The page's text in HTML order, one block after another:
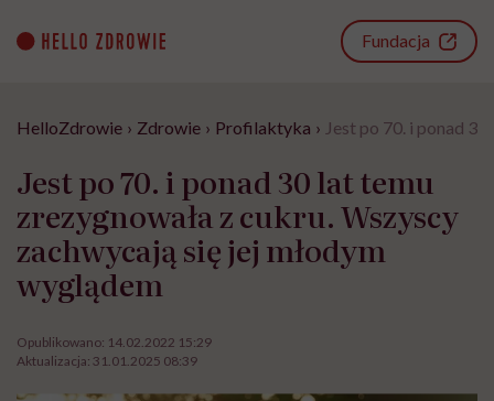
content
Fundacja
HelloZdrowie › Zdrowie › Profilaktyka › Jest po 70. i ponad
Jest po 70. i ponad 30 lat temu
zrezygnowała z cukru. Wszyscy
zachwycają się jej młodym
wyglądem
Opublikowano: 14.02.2022 15:29
Aktualizacja: 31.01.2025 08:39